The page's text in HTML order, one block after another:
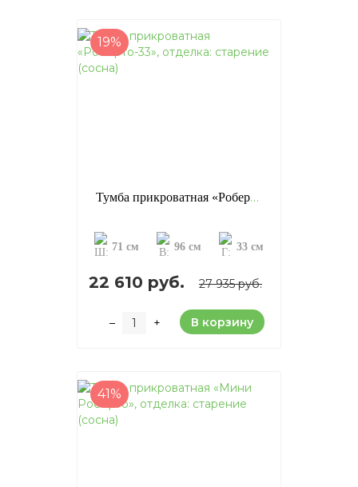
19%
Тумба прикроватная «Роберто-33», отделка: старение (сосна)
71 см 96 см 33 см
22 610 руб. 27 935 руб.
– + В корзину
41%